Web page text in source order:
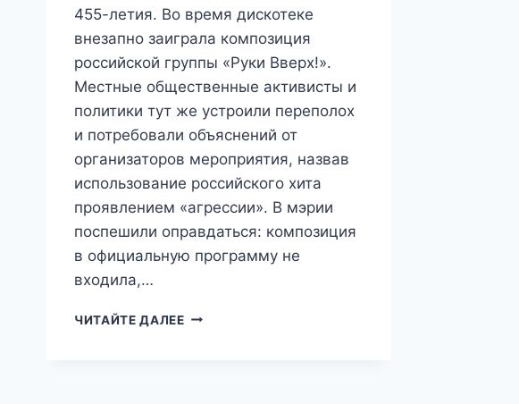
455-летия. Во время дискотеке
внезапно заиграла композиция
российской группы «Руки Вверх!».
Местные общественные активисты и
политики тут же устроили переполох
и потребовали объяснений от
организаторов мероприятия, назвав
использование российского хита
проявлением «агрессии». В мэрии
поспешили оправдаться: композиция
в официальную программу не
входила,…
ЧИТАЙТЕ ДАЛЕЕ«СЕРЕБРЯНАЯ